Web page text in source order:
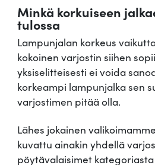
Minkä korkuiseen
tulossa
Lampunjalan korkeus
kokoinen varjostin siihen
yksiselitteisesti ei voida
korkeampi lampunjalka sen
varjostimen pitää olla.
Lähes jokainen
kuvattu ainakin yhdellä
pöytävalaisimet